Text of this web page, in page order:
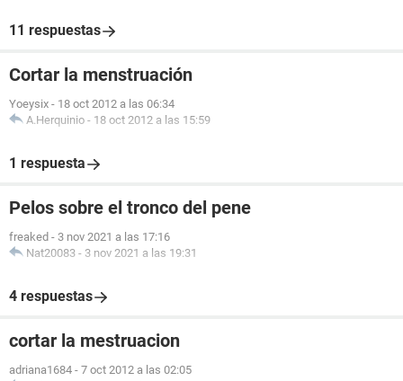
11 respuestas
Cortar la menstruación
Yoeysix - 18 oct 2012 a las 06:34
A.Herquinio - 18 oct 2012 a las 15:59
1 respuesta
Pelos sobre el tronco del pene
freaked - 3 nov 2021 a las 17:16
Nat20083 - 3 nov 2021 a las 19:31
4 respuestas
cortar la mestruacion
adriana1684 - 7 oct 2012 a las 02:05